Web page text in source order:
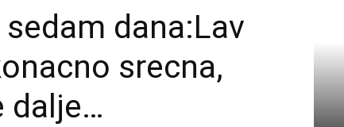
dana:Lav
srecna,
dalje…